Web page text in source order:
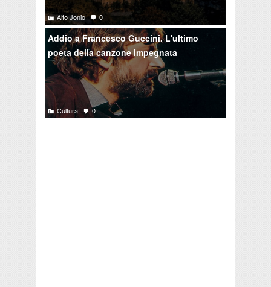
Alto Jonio 0
Addio a Francesco Guccini. L'ultimo
poeta della canzone impegnata
Cultura 0